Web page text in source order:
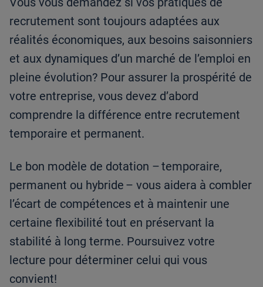
recrutement sont toujours adaptées aux
réalités économiques, aux besoins saisonniers
et aux dynamiques d’un marché de l’emploi en
pleine évolution? Pour assurer la prospérité de
votre entreprise, vous devez d’abord
comprendre la différence entre recrutement
temporaire et permanent.
Le bon modèle de dotation – temporaire,
permanent ou hybride – vous aidera à combler
l’écart de compétences et à maintenir une
certaine flexibilité tout en préservant la
stabilité à long terme. Poursuivez votre
lecture pour déterminer celui qui vous
convient!